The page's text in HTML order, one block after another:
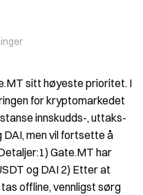
sitt høyeste prioritet. I
for kryptomarkedet
innskudds-, uttaks-
men vil fortsette å
Gate.MT har
og DAI 2) Etter at
offline, vennligst sørg